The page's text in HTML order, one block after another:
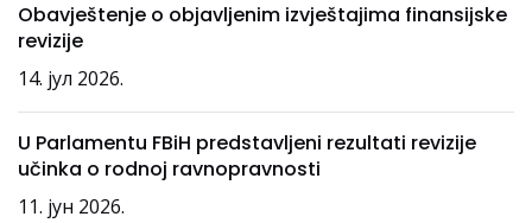
Obavještenje o objavljenim izvještajima finansijske
revizije
14. јул 2026.
U Parlamentu FBiH predstavljeni rezultati revizije
učinka o rodnoj ravnopravnosti
11. јун 2026.